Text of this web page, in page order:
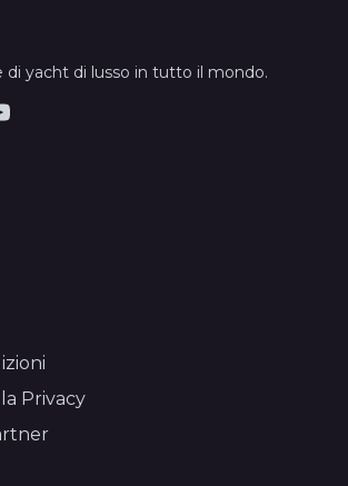
di yacht di lusso in tutto il mondo.
Privacy